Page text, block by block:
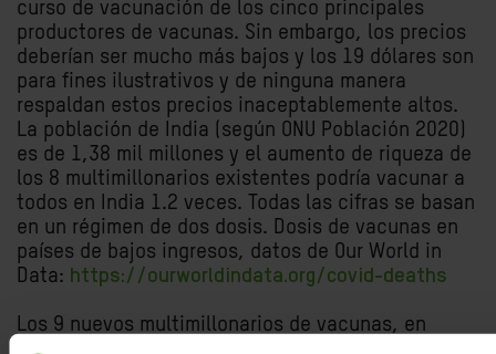
curso de vacunación de los cinco principales
productores de vacunas. Sin embargo, los precios
deberían ser mucho más bajos y los 19 dólares son
para fines ilustrativos y de ninguna manera
respaldan estos precios inaceptablemente altos.
La población de India (según ONU Población 2020)
es de 1,38 mil millones y el aumento de riqueza de
los 8 multimillonarios existentes podría vacunar a
todos en India 1.2 veces. Todas las cifras se basan
en un régimen de dos dosis. Dosis de vacunas en
países de bajos ingresos, datos de Our World in
Data: https://ourworldindata.org/covid-deaths
Los 9 nuevos multimillonarios de vacunas, en
orden de su patrimonio neto son: